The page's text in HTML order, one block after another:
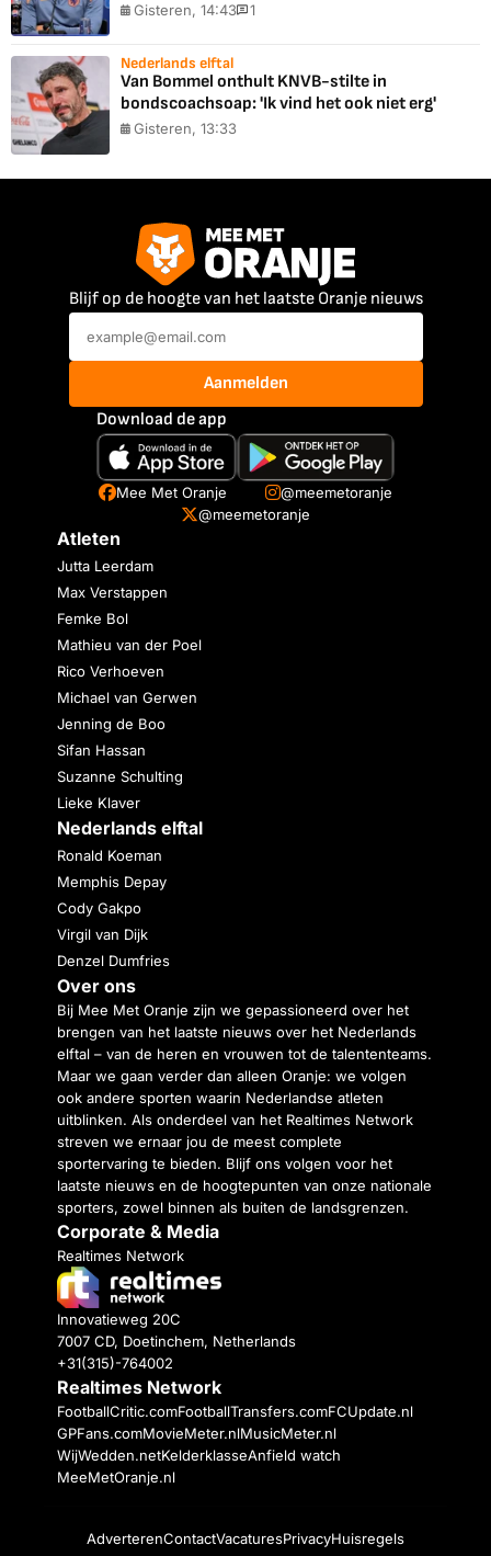
Gisteren, 14:43 1
Nederlands elftal
Van Bommel onthult KNVB-stilte in
bondscoachsoap: 'Ik vind het ook niet erg'
Gisteren, 13:33
Blijf op de hoogte van het laatste Oranje nieuws
Aanmelden
Download de app
Mee Met Oranje
@meemetoranje
@meemetoranje
Atleten
Jutta Leerdam
Max Verstappen
Femke Bol
Mathieu van der Poel
Rico Verhoeven
Michael van Gerwen
Jenning de Boo
Sifan Hassan
Suzanne Schulting
Lieke Klaver
Nederlands elftal
Ronald Koeman
Memphis Depay
Cody Gakpo
Virgil van Dijk
Denzel Dumfries
Over ons
Bij Mee Met Oranje zijn we gepassioneerd over het
brengen van het laatste nieuws over het Nederlands
elftal – van de heren en vrouwen tot de talententeams.
Maar we gaan verder dan alleen Oranje: we volgen
ook andere sporten waarin Nederlandse atleten
uitblinken. Als onderdeel van het Realtimes Network
streven we ernaar jou de meest complete
sportervaring te bieden. Blijf ons volgen voor het
laatste nieuws en de hoogtepunten van onze nationale
sporters, zowel binnen als buiten de landsgrenzen.
Corporate & Media
Realtimes Network
Innovatieweg 20C
7007 CD, Doetinchem, Netherlands
+31(315)-764002
Realtimes Network
FootballCritic.comFootballTransfers.comFCUpdate.nl
GPFans.comMovieMeter.nlMusicMeter.nl
WijWedden.netKelderklasseAnfield watch
MeeMetOranje.nl
AdverterenContactVacaturesPrivacyHuisregels